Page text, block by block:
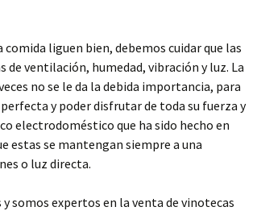
liguen bien, debemos cuidar que las
ventilación, humedad, vibración y luz. La
no se le da la debida importancia, para
y poder disfrutar de toda su fuerza y
electrodoméstico que ha sido hecho en
estas se mantengan siempre a una
o luz directa.
somos expertos en la venta de vinotecas